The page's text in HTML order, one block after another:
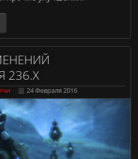
236.X
24 Февраля 2016